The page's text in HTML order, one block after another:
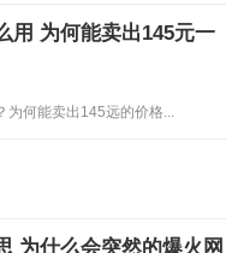
用 为何能卖出145元一
何能卖出145远的价格...
为什么会突然的爆火网